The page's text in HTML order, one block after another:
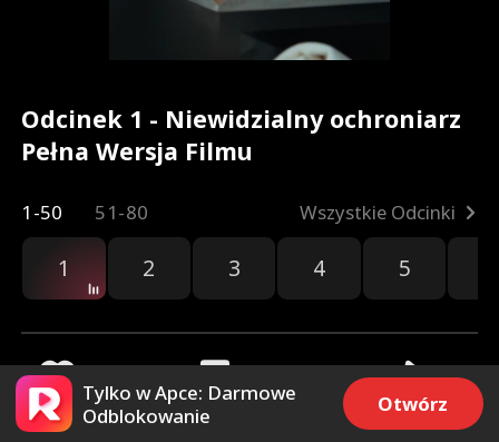
Odcinek 1 - Niewidzialny ochroniarz
Pełna Wersja Filmu
1-50 51-80 Wszystkie Odcinki
1 2 3 4 5
2.2k 22.9k Udostępnij
Tylko w Apce: Darmowe
Odblokowanie
Otwórz